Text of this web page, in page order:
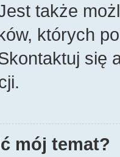
także
których
się
mój temat?